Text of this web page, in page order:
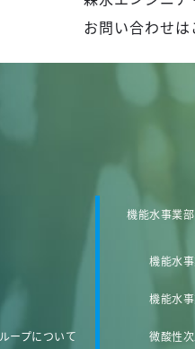
お問い合わせ
ープについて
機能水事業部
機能水
機能水
微酸性